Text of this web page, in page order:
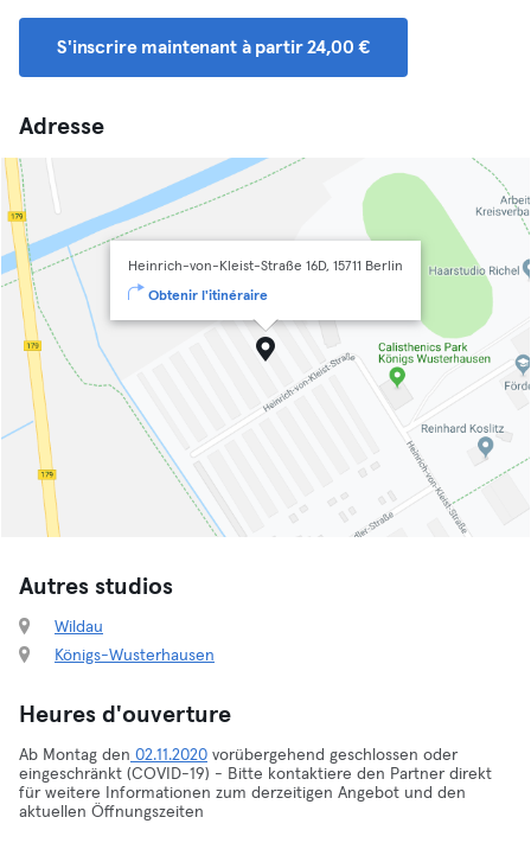
S'inscrire maintenant à partir 24,00 €
Adresse
Heinrich-von-Kleist-Straße 16D, 15711 Berlin
Obtenir l'itinéraire
Autres studios
Wildau
Königs-Wusterhausen
Heures d'ouverture
Ab Montag den 02.11.2020 vorübergehend geschlossen oder
eingeschränkt (COVID-19) - Bitte kontaktiere den Partner direkt
für weitere Informationen zum derzeitigen Angebot und den
aktuellen Öffnungszeiten